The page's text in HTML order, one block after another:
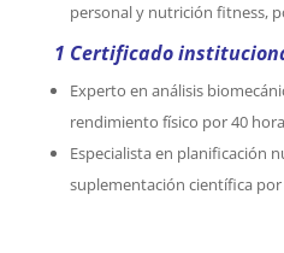
personal y nutrición fitness,
1 Certificado
Experto en análisis
rendimiento físico por 40
Especialista en planificación
suplementación científica por